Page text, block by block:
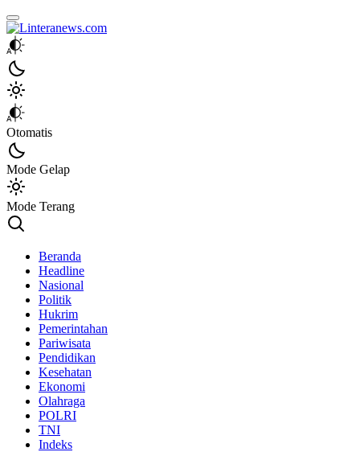
Linteranews.com
Lintas Informasi Tercepat dan Akurat
Otomatis
Mode Gelap
Mode Terang
Beranda
Headline
Nasional
Politik
Hukrim
Pemerintahan
Pariwisata
Pendidikan
Kesehatan
Ekonomi
Olahraga
POLRI
TNI
Indeks